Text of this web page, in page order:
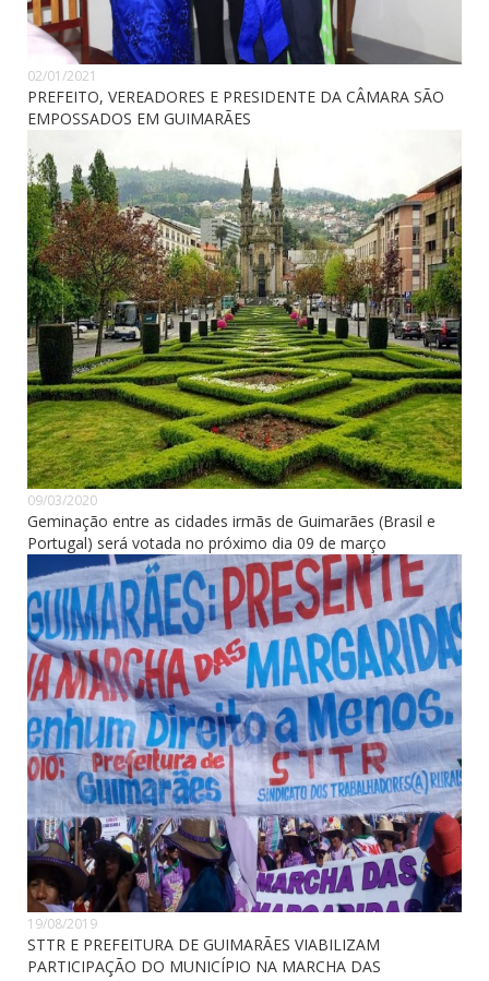
02/01/2021
PREFEITO, VEREADORES E PRESIDENTE DA CÂMARA SÃO
EMPOSSADOS EM GUIMARÃES
09/03/2020
Geminação entre as cidades irmãs de Guimarães (Brasil e
Portugal) será votada no próximo dia 09 de março
19/08/2019
STTR E PREFEITURA DE GUIMARÃES VIABILIZAM
PARTICIPAÇÃO DO MUNICÍPIO NA MARCHA DAS